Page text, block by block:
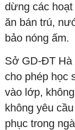
dừng các
ăn bán trú,
bảo nóng ấm.
Sở GD-ĐT Hà
cho phép học
vào lớp,
không yêu
phục trong